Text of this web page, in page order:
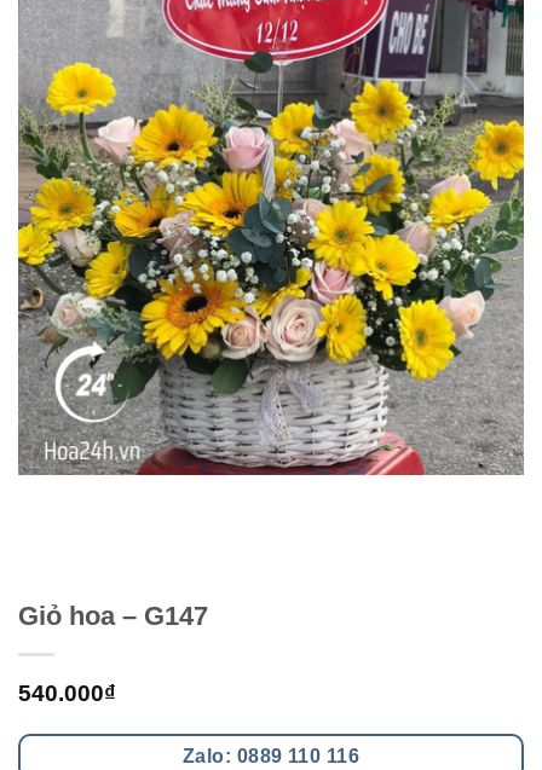
Giỏ hoa – G147
540.000₫
Zalo: 0889 110 116